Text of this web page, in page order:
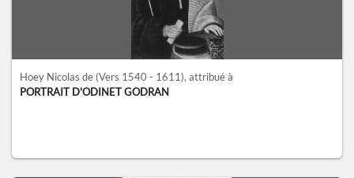
Hoey Nicolas de (Vers 1540 - 1611), attribué à
PORTRAIT D'ODINET GODRAN